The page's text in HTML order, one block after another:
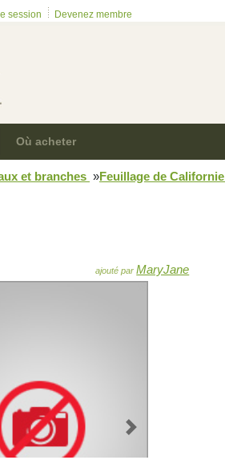
session Devenez membre
Où acheter
et branches »Feuillage de Californie
ajouté parMaryJane
Next